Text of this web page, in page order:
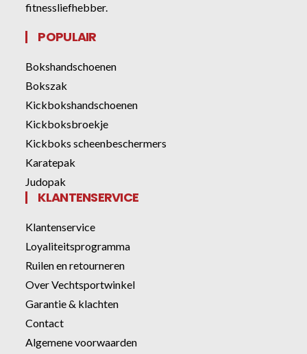
fitnessliefhebber.
POPULAIR
Bokshandschoenen
Bokszak
Kickbokshandschoenen
Kickboksbroekje
Kickboks scheenbeschermers
Karatepak
Judopak
KLANTENSERVICE
Klantenservice
Loyaliteitsprogramma
Ruilen en retourneren
Over Vechtsportwinkel
Garantie & klachten
Contact
Algemene voorwaarden